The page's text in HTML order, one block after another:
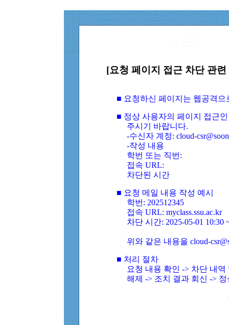
[요청 페이지 접근 차단 관
■ 요청하신 페이지는 웹공격
■ 정상 사용자의 페이지 접근
주시기 바랍니다.
-수신자 계정: cloud-
-작성 내용
학번 또는 직번:
접속 URL:
차단된 시간
■ 요청 메일 내용 작성 예시
학번: 202512345
접속 URL: myclass.ssu.ac.kr
차단 시간: 2025-05-01 10:30
위와 같은 내용을 cloud-
■ 처리 절차
요청 내용 확인 -> 차단 내
해제 -> 조치 결과 회신 ->